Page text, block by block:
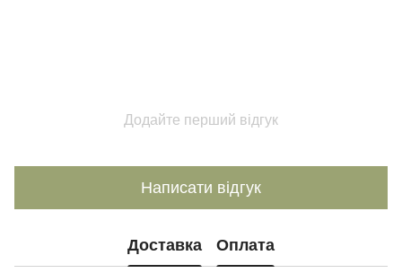
Додайте перший відгук
Написати відгук
Доставка Оплата